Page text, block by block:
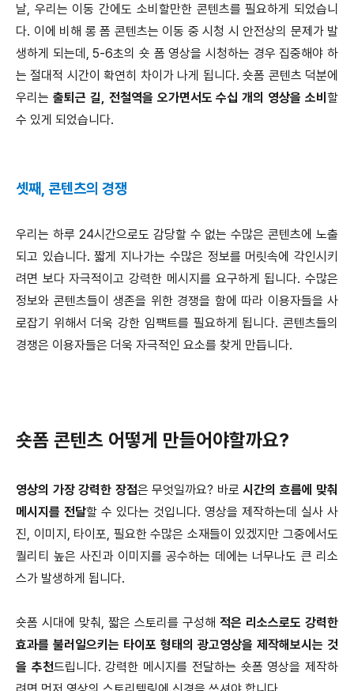
날, 우리는 이동 간에도 소비할만한 콘텐츠를 필요하게 되었습니
다. 이에 비해 롱 폼 콘텐츠는 이동 중 시청 시 안전상의 문제가 발
생하게 되는데, 5-6초의 숏 폼 영상을 시청하는 경우 집중해야 하
는 절대적 시간이 확연히 차이가 나게 됩니다. 숏폼 콘텐츠 덕분에
우리는 출퇴근 길, 전철역을 오가면서도 수십 개의 영상을 소비 할
수 있게 되었습니다.
셋째, 콘텐츠의 경쟁
우리는 하루 24시간으로도 감당할 수 없는 수많은 콘텐츠에 노출
되고 있습니다. 짧게 지나가는 수많은 정보를 머릿속에 각인시키
려면 보다 자극적이고 강력한 메시지를 요구하게 됩니다. 수많은
정보와 콘텐츠들이 생존을 위한 경쟁을 함에 따라 이용자들을 사
로잡기 위해서 더욱 강한 임팩트를 필요하게 됩니다. 콘텐츠들의
경쟁은 이용자들은 더욱 자극적인 요소를 찾게 만듭니다.
숏폼 콘텐츠 어떻게 만들어야할까요?
영상의 가장 강력한 장점은 무엇일까요? 바로 시간의 흐름에 맞춰
메시지를 전달할 수 있다는 것입니다. 영상을 제작하는데 실사 사
진, 이미지, 타이포, 필요한 수많은 소재들이 있겠지만 그중에서도
퀄리티 높은 사진과 이미지를 공수하는 데에는 너무나도 큰 리소
스가 발생하게 됩니다.
숏폼 시대에 맞춰, 짧은 스토리를 구성해 적은 리소스로도 강력한
효과를 불러일으키는 타이포 형태의 광고영상을 제작해보시는 것
을 추천드립니다. 강력한 메시지를 전달하는 숏폼 영상을 제작하